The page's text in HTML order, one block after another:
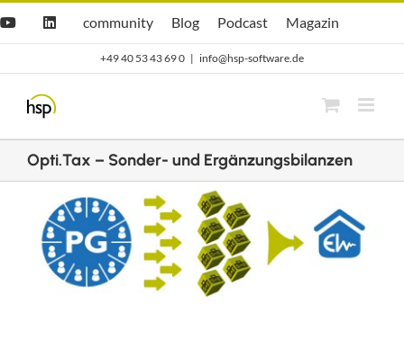
YouTubeLinkedIn
Hsp
community
community
hsp
Blog
Blog Opti.Cast
Podcast Opti.Mag
Magazin
+49 40 53 43 69 0 | info@hsp-software.de
Opti.Tax – Sonder- und Ergänzungsbilanzen
grösseres
Bild